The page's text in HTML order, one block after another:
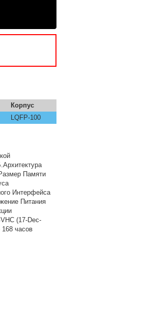
Корпус
LQFP-100
Памяти
Интерфейса
Питания
(17-Dec-
часов